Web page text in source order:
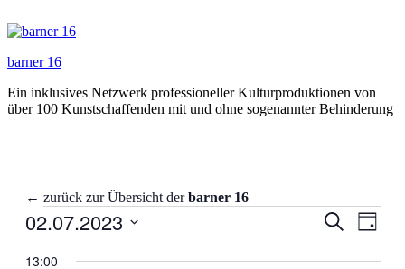
Inhalt
barner 16
Ein inklusives Netzwerk professioneller Kulturproduktionen von
über 100 Kunstschaffenden mit und ohne sogenannter Behinderung
← zurück zur Übersicht derbarner 16
Veranstaltungen
Suche
Tag
02.07.2023
wählen.
13:00